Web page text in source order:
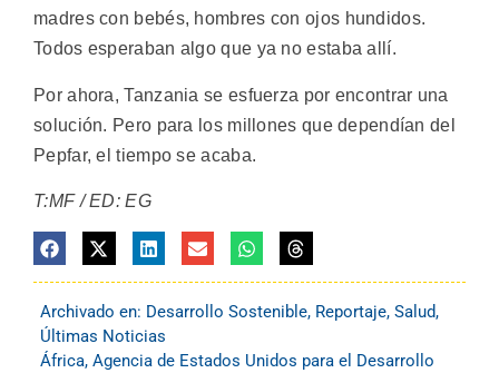
madres con bebés, hombres con ojos hundidos.
Todos esperaban algo que ya no estaba allí.
Por ahora, Tanzania se esfuerza por encontrar una
solución. Pero para los millones que dependían del
Pepfar, el tiempo se acaba.
T:MF / ED: EG
Archivado en: Desarrollo Sostenible, Reportaje, Salud,
Últimas Noticias
África, Agencia de Estados Unidos para el Desarrollo